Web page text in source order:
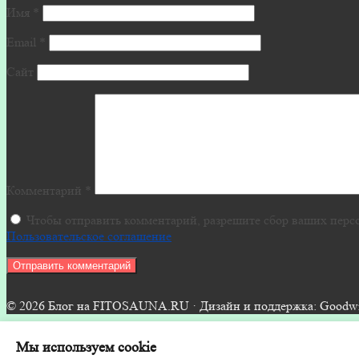
Имя
Email
Сайт
Комментарий
Чтобы отправить комментарий, разрешите сбор ваших
Пользовательское соглашение
© 2026 Блог на FITOSAUNA.RU · Дизайн и поддержка:
Лента блога
Мы используем cookie